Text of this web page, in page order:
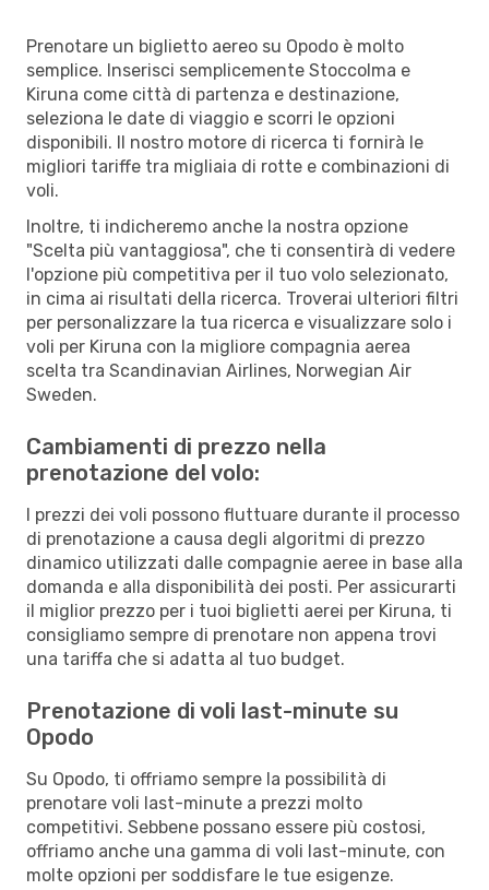
Prenotare un biglietto aereo su Opodo è molto
semplice. Inserisci semplicemente Stoccolma e
Kiruna come città di partenza e destinazione,
seleziona le date di viaggio e scorri le opzioni
disponibili. Il nostro motore di ricerca ti fornirà le
migliori tariffe tra migliaia di rotte e combinazioni di
voli.
Inoltre, ti indicheremo anche la nostra opzione
"Scelta più vantaggiosa", che ti consentirà di vedere
l'opzione più competitiva per il tuo volo selezionato,
in cima ai risultati della ricerca. Troverai ulteriori filtri
per personalizzare la tua ricerca e visualizzare solo i
voli per Kiruna con la migliore compagnia aerea
scelta tra Scandinavian Airlines, Norwegian Air
Sweden.
Cambiamenti di prezzo nella
prenotazione del volo:
I prezzi dei voli possono fluttuare durante il processo
di prenotazione a causa degli algoritmi di prezzo
dinamico utilizzati dalle compagnie aeree in base alla
domanda e alla disponibilità dei posti. Per assicurarti
il miglior prezzo per i tuoi biglietti aerei per Kiruna, ti
consigliamo sempre di prenotare non appena trovi
una tariffa che si adatta al tuo budget.
Prenotazione di voli last-minute su
Opodo
Su Opodo, ti offriamo sempre la possibilità di
prenotare voli last-minute a prezzi molto
competitivi. Sebbene possano essere più costosi,
offriamo anche una gamma di voli last-minute, con
molte opzioni per soddisfare le tue esigenze.